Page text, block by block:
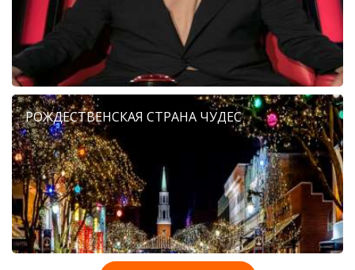
РОЖДЕСТВЕНСКАЯ СТРАНА ЧУДЕС